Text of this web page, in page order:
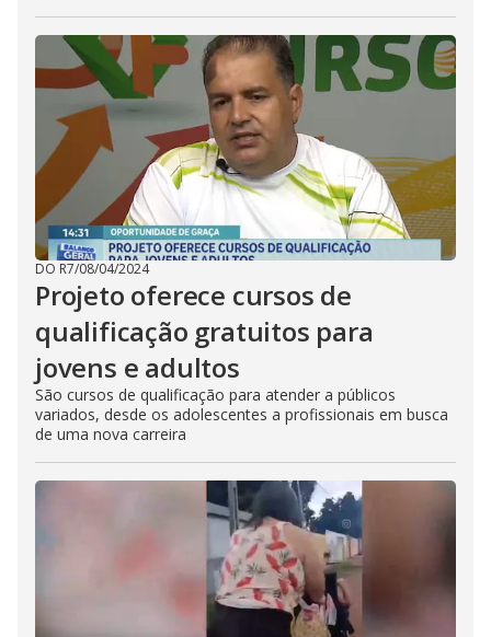
DO R7/08/04/2024
Projeto oferece cursos de
qualificação gratuitos para
jovens e adultos
São cursos de qualificação para atender a públicos
variados, desde os adolescentes a profissionais em busca
de uma nova carreira